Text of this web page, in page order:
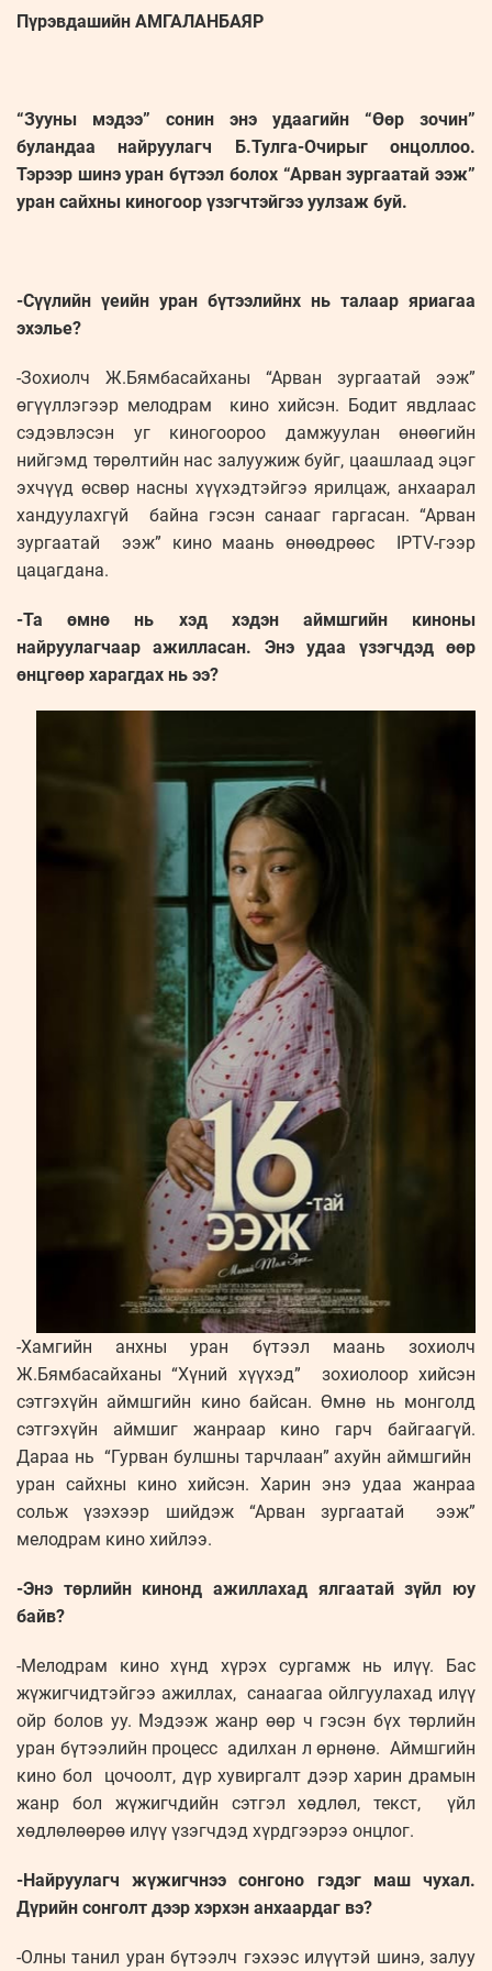
Пүрэвдашийн АМГАЛАНБАЯР
“Зууны мэдээ” сонин энэ удаагийн “Өөр зочин”
буландаа найруулагч Б.Тулга-Очирыг онцоллоо.
Тэрээр шинэ уран бүтээл болох “Арван зургаатай ээж”
уран сайхны киногоор үзэгчтэйгээ уулзаж буй.
-Сүүлийн үеийн уран бүтээлийнх нь талаар яриагаа
эхэлье?
-Зохиолч Ж.Бямбасайханы “Арван зургаатай ээж”
өгүүллэгээр мелодрам кино хийсэн. Бодит явдлаас
сэдэвлэсэн уг киногоороо дамжуулан өнөөгийн
нийгэмд төрөлтийн нас залуужиж буйг, цаашлаад эцэг
эхчүүд өсвөр насны хүүхэдтэйгээ ярилцаж, анхаарал
хандуулахгүй байна гэсэн санааг гаргасан. “Арван
зургаатай ээж” кино маань өнөөдрөөс IPTV-гээр
цацагдана.
-Та өмнө нь хэд хэдэн аймшгийн киноны
найруулагчаар ажилласан. Энэ удаа үзэгчдэд өөр
өнцгөөр харагдах нь ээ?
-Хамгийн анхны уран бүтээл маань зохиолч
Ж.Бямбасайханы “Хүний хүүхэд” зохиолоор хийсэн
сэтгэхүйн аймшгийн кино байсан. Өмнө нь монголд
сэтгэхүйн аймшиг жанраар кино гарч байгаагүй.
Дараа нь “Гурван булшны тарчлаан” ахуйн аймшгийн
уран сайхны кино хийсэн. Харин энэ удаа жанраа
сольж үзэхээр шийдэж “Арван зургаатай ээж”
мелодрам кино хийлээ.
-Энэ төрлийн кинонд ажиллахад ялгаатай зүйл юу
байв?
-Мелодрам кино хүнд хүрэх сургамж нь илүү. Бас
жүжигчидтэйгээ ажиллах, санаагаа ойлгуулахад илүү
ойр болов уу. Мэдээж жанр өөр ч гэсэн бүх төрлийн
уран бүтээлийн процесс адилхан л өрнөнө. Аймшгийн
кино бол цочоолт, дүр хувиргалт дээр харин драмын
жанр бол жүжигчдийн сэтгэл хөдлөл, текст, үйл
хөдлөлөөрөө илүү үзэгчдэд хүрдгээрээ онцлог.
-Найруулагч жүжигчнээ сонгоно гэдэг маш чухал.
Дүрийн сонголт дээр хэрхэн анхаардаг вэ?
-Олны танил уран бүтээлч гэхээс илүүтэй шинэ, залуу